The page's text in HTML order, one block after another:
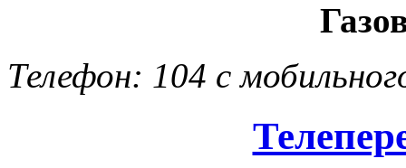
Телефон: 104 с